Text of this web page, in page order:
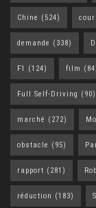
Chine (524)
demande (338)
F1 (124) film
Full Self-Driving (90)
marché (272)
obstacle (95)
rapport (281)
réduction (183)